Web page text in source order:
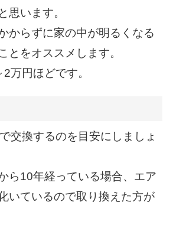
思います。
からずに家の中が明るくなる
とをオススメします。
万円ほどです。
交換するのを目安にしましょ
ら10年経っている場合、エア
いているので取り換えた方が